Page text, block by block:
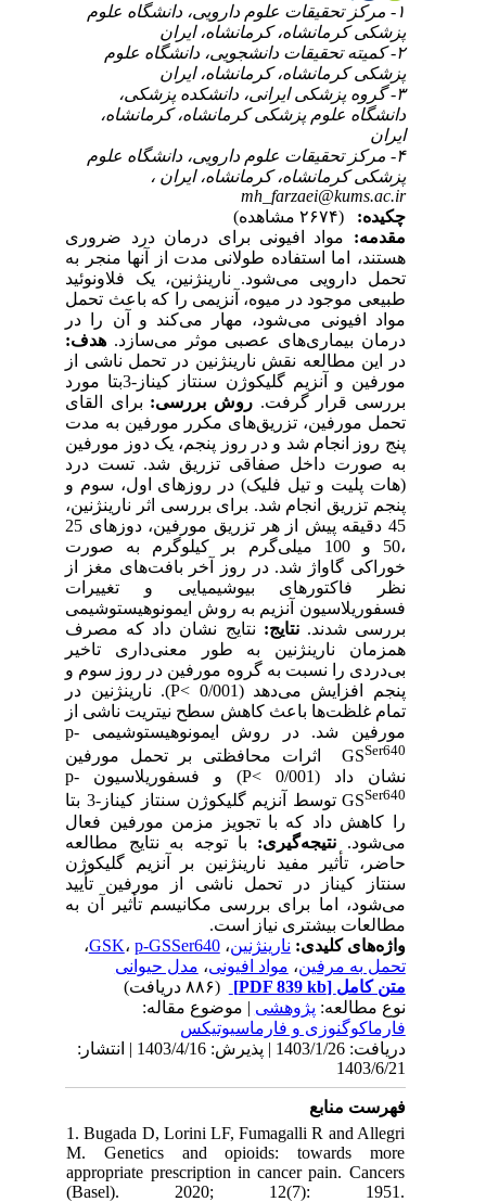
۱- مرکز تحقیقات علوم دارویی، دانشگاه علوم
پزشکی کرمانشاه، کرمانشاه، ایران
۲- کمیته تحقیقات دانشجویی، دانشگاه علوم
پزشکی کرمانشاه، کرمانشاه، ایران
۳- گروه پزشکی ایرانی، دانشکده پزشکی،
دانشگاه علوم پزشکی کرمانشاه، کرمانشاه،
ایران
۴- مرکز تحقیقات علوم دارویی، دانشگاه علوم
پزشکی کرمانشاه، کرمانشاه، ایران ،
mh_farzaei@kums.ac.ir
چکیده:
(۲۶۷۴ مشاهده)
مقدمه:مواد افیونی برای درمان درد ضروری
هستند، اما استفاده طولانی مدت از آنها منجر به
تحمل دارویی می‌شود. نارینژنین، یک فلاونوئید
طبیعی موجود در میوه، آنزیمی را که باعث تحمل
مواد افیونی می‌شود، مهار می‌کند و آن را در
درمان بیماری‌های عصبی موثر می‌سازد.هدف:
در این مطالعه نقش نارینژنین در تحمل ناشی از
مورفین و آنزیم گلیکوژن سنتاز کیناز-3بتا مورد
بررسی قرار گرفت.روش بررسی:برای القای
تحمل مورفین، تزریق‌های مکرر مورفین به مدت
پنج روز انجام شد و در روز پنجم، یک دوز مورفین
به صورت داخل صفاقی تزریق شد. تست درد
(هات پلیت و تیل فلیک) در روزهای اول، سوم و
پنجم تزریق انجام شد. برای بررسی اثر نارینژنین،
45 دقیقه پیش از هر تزریق مورفین، دوزهای 25
،50 و 100 میلی‌گرم بر کیلوگرم به صورت
خوراکی گاواژ شد. در روز آخر بافت‌های مغز از
نظر فاکتورهای بیوشیمیایی و تغییرات
فسفوریلاسیون آنزیم به روش ایمونوهیستوشیمی
بررسی شدند.نتایج:نتایج نشان داد که مصرف
همزمان نارینژنین به طور معنی‌داری تاخیر
بی‌دردی را نسبت به گروه مورفین در روز سوم و
پنجم افزایش می‌دهد (0/001 >P). نارینژنین در
تمام غلظت‌ها باعث کاهش سطح نیتریت ناشی از
مورفین شد. در روش ایمونوهیستوشیمی p-
GSSer640
اثرات محافظتی بر تحمل مورفین
نشان داد (0/001 >P) و فسفوریلاسیون p-
GSSer640
توسط آنزیم گلیکوژن سنتاز کیناز-3 بتا
را کاهش داد که با تجویز مزمن مورفین فعال
می‌شود.نتیجه‌گیری:با توجه به نتایج مطالعه
حاضر، تأثیر مفید نارینژنین بر آنزیم گلیکوژن
سنتاز کیناز در تحمل ناشی از مورفین تأیید
می‌شود، اما برای بررسی مکانیسم تأثیر آن به
مطالعات بیشتری نیاز است.
واژه‌های کلیدی:نارینژنین ، GSK،p-GSSer640
،
تحمل به مرفین،مواد افیونی،مدل حیوانی
متن کامل[PDF 839 kb]
(۸۸۶ دریافت)
نوع مطالعه:پژوهشی| موضوع مقاله:
فارماكوگنوزی و فارماسيوتيكس
دریافت: 1403/1/26 | پذیرش: 1403/4/16 | انتشار:
1403/6/21
فهرست منابع
1. Bugada D, Lorini LF, Fumagalli R and Allegri
M. Genetics and opioids: towards more
appropriate prescription in cancer pain. Cancers
(Basel). 2020; 12(7): 1951.